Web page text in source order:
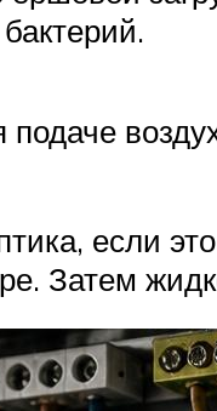
если
Затем